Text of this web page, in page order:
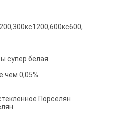
супер белая
чем 0,05%
Порселян